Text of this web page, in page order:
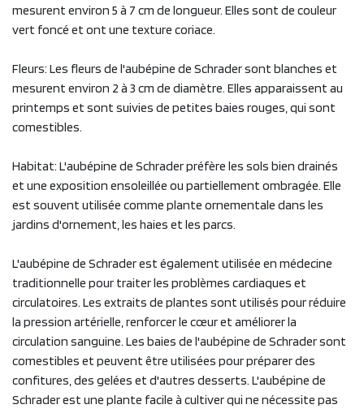
mesurent environ 5 à 7 cm de longueur. Elles sont de couleur
vert foncé et ont une texture coriace.
Fleurs: Les fleurs de l'aubépine de Schrader sont blanches et
mesurent environ 2 à 3 cm de diamètre. Elles apparaissent au
printemps et sont suivies de petites baies rouges, qui sont
comestibles.
Habitat: L'aubépine de Schrader préfère les sols bien drainés
et une exposition ensoleillée ou partiellement ombragée. Elle
est souvent utilisée comme plante ornementale dans les
jardins d'ornement, les haies et les parcs.
L'aubépine de Schrader est également utilisée en médecine
traditionnelle pour traiter les problèmes cardiaques et
circulatoires. Les extraits de plantes sont utilisés pour réduire
la pression artérielle, renforcer le cœur et améliorer la
circulation sanguine. Les baies de l'aubépine de Schrader sont
comestibles et peuvent être utilisées pour préparer des
confitures, des gelées et d'autres desserts. L'aubépine de
Schrader est une plante facile à cultiver qui ne nécessite pas